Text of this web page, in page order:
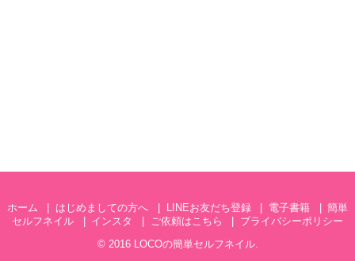
ホーム はじめましての方へ LINEお友だち登録 電子書籍
簡単
セルフネイル
インスタ ご依頼はこちら
プライバシーポリシー
© 2016 LOCOの簡単セルフネイル.